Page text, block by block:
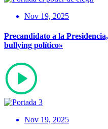
Nov 19, 2025
Precandidato a la
bullying político»
Nov 19, 2025